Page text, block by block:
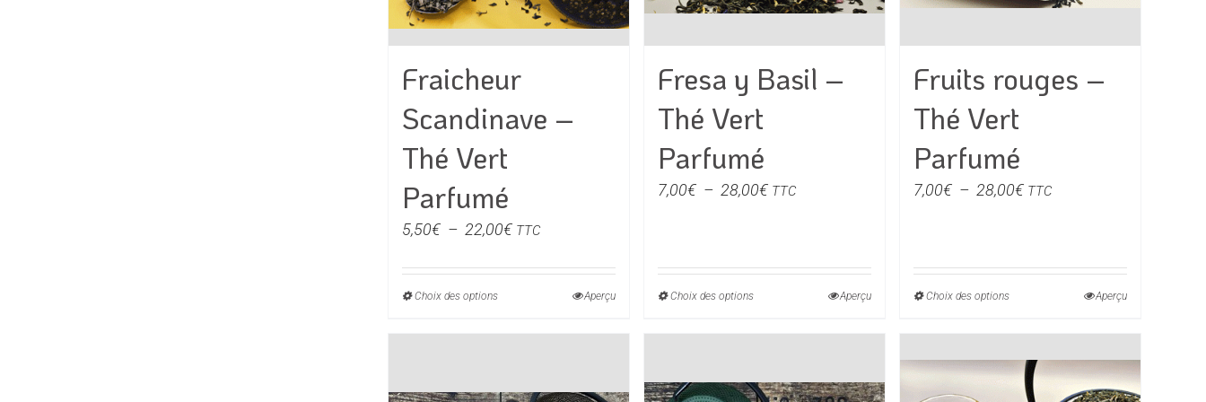
du
produit
du
du
Fraicheur
Scandinave –
Thé Vert
Parfumé
5,50€ – 22,00€Plage
prix :
TTC
Choix des optionsCe
variations.
Aperçu
Fresa y Basil –
Thé Vert
Parfumé
7,00€ – 28,00€Plage
TTC
Choix des optionsCe
variations.
Aperçu
Fruits rouges –
Thé Vert
Parfumé
7,00€ – 28,00€Plage
TTC
Choix des optionsCe
plusieurs
variations.
Aperçu